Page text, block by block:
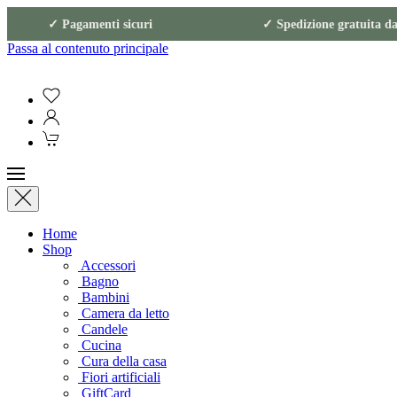
✓ Pagamenti sicuri ✓ Spedizione
Passa al contenuto principale
Home
Shop
Accessori
Bagno
Bambini
Camera da letto
Candele
Cucina
Cura della casa
Fiori artificiali
GiftCard